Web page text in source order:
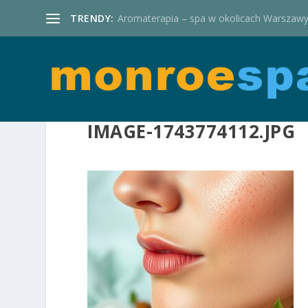
TRENDY: Aromaterapia – spa w okolicach Warszawy
IMAGE-1743774112.JPG